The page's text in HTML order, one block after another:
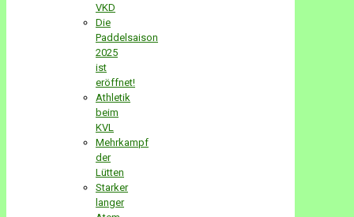
VKD
Die
Paddelsaison
2025
ist
eröffnet!
Athletik
beim
KVL
Mehrkampf
der
Lütten
Starker
langer